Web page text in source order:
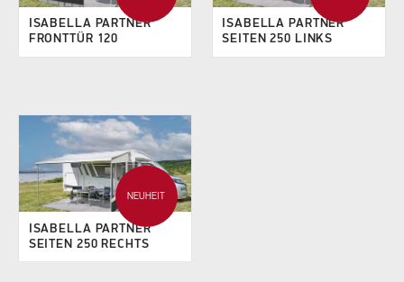
ISABELLA PARTNER
FRONTTÜR 120
ISABELLA PARTNER
SEITEN 250 LINKS
NEUHEIT
ISABELLA PARTNER
SEITEN 250 RECHTS